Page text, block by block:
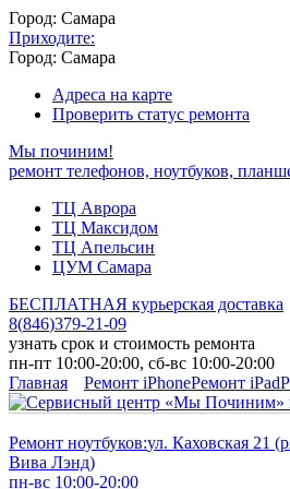
Город: Самара
Приходите:
Город: Самара
Адреса на карте
Проверить статус ремонта
Мы починим!
ремонт телефонов, ноутбуков,
ТЦ Аврора
ТЦ Максидом
ТЦ Апельсин
ЦУМ Самара
БЕСПЛАТНАЯ курьерская доставка
8(846)379-21-09
узнать срок и стоимость ремонта
пн-пт 10:00-20:00, сб-вс 10:00-20:00
Главная
Ремонт iPhoneРемонт iPad
Ремонт ноутбуков:ул. Каховская 21
Вива Лэнд)
пн-вс 10:00-20:00